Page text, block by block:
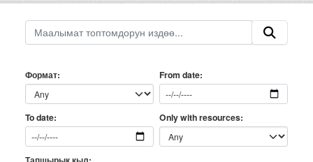
Формат From date
To date Only with resources